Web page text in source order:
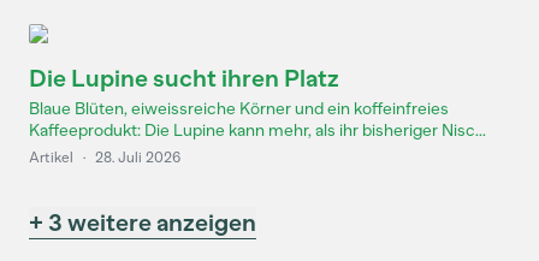
Die Lupine sucht ihren Platz
Blaue Blüten, eiweissreiche Körner und ein koffeinfreies
Kaffeeprodukt: Die Lupine kann mehr, als ihr bisheriger Nisc...
Artikel · 28. Juli 2026
+ 3 weitere anzeigen